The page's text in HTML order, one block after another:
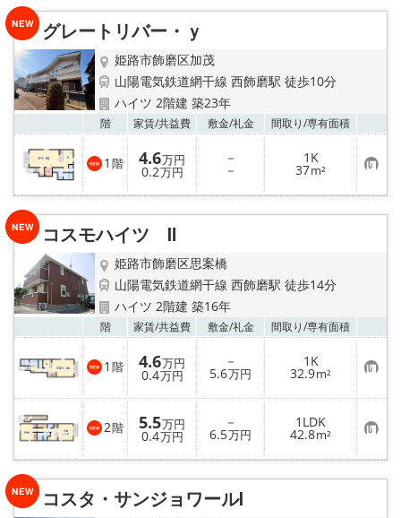
り
グレートリバー・ｙ
姫路市飾磨区加茂
山陽電気鉄道網干線 西飾磨駅 徒歩10分
ハイツ 2階建 築23年
階 家賃/共益費 敷金/礼金 間取り/専有面積
1 階 4.6万円
0.2万円
－
－
1K
37m² お
気
に
り
コスモハイツ Ⅱ
姫路市飾磨区思案橋
山陽電気鉄道網干線 西飾磨駅 徒歩14分
ハイツ 2階建 築16年
階 家賃/共益費 敷金/礼金 間取り/専有面積
1 階 4.6万円
0.4万円
－
5.6万円
1K
32.9m² お
気
に
入
り
登
録
2階 5.5万円
0.4万円
－
6.5万円
1LDK
42.8m² お
気
に
り
コスタ・サンジョワールⅠ